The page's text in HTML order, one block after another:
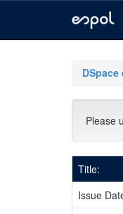
DSpace
Please
Title:
Issue